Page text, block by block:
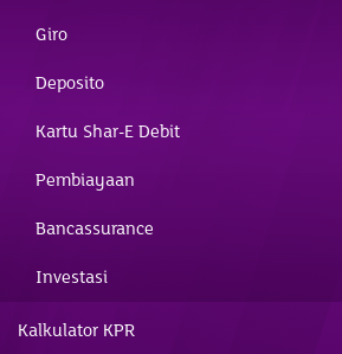
Giro
Deposito
Kartu Shar-E Debit
Pembiayaan
Bancassurance
Investasi
Kalkulator KPR